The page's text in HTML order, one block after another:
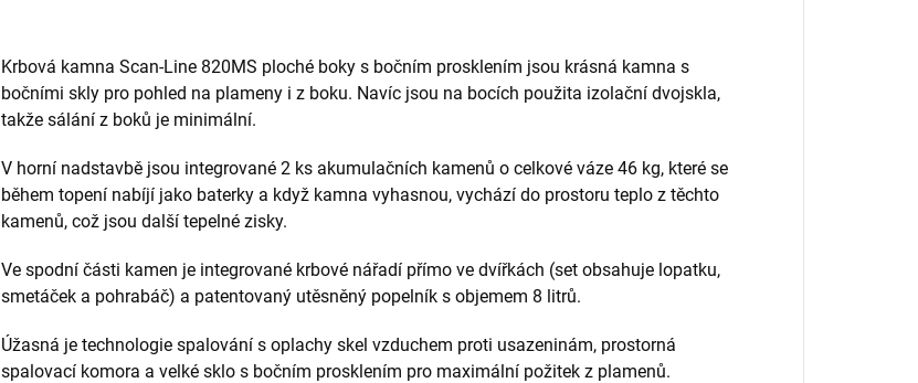
Krbová kamna Scan-Line 820MS ploché boky s bočním prosklením jsou krásná kamna s
bočními skly pro pohled na plameny i z boku. Navíc jsou na bocích použita izolační dvojskla,
takže sálání z boků je minimální.
V horní nadstavbě jsou integrované 2 ks akumulačních kamenů o celkové váze 46 kg, které se
během topení nabíjí jako baterky a když kamna vyhasnou, vychází do prostoru teplo z těchto
kamenů, což jsou další tepelné zisky.
Ve spodní části kamen je integrované krbové nářadí přímo ve dvířkách (set obsahuje lopatku,
smetáček a pohrabáč) a patentovaný utěsněný popelník s objemem 8 litrů.
Úžasná je technologie spalování s oplachy skel vzduchem proti usazeninám, prostorná
spalovací komora a velké sklo s bočním prosklením pro maximální požitek z plamenů.